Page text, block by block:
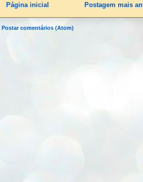
Postagem mais
Página inicial
Postar comentários (Atom)